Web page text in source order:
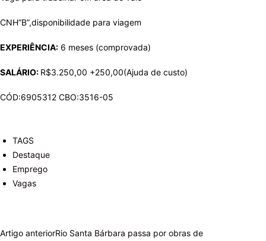
CNH”B”,disponibilidade para viagem
EXPERIÊNCIA: 6 meses (comprovada)
SALÁRIO: R$3.250,00 +250,00(Ajuda de custo)
CÓD:6905312 CBO:3516-05
TAGS
Destaque
Emprego
Vagas
Artigo anteriorRio Santa Bárbara passa por obras de